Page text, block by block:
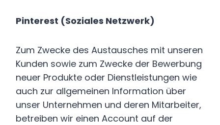
Pinterest (Soziales Netzwerk)
Zum Zwecke des Austausches mit unseren
Kunden sowie zum Zwecke der Bewerbung
neuer Produkte oder Dienstleistungen wie
auch zur allgemeinen Information über
unser Unternehmen und deren Mitarbeiter,
betreiben wir einen Account auf der